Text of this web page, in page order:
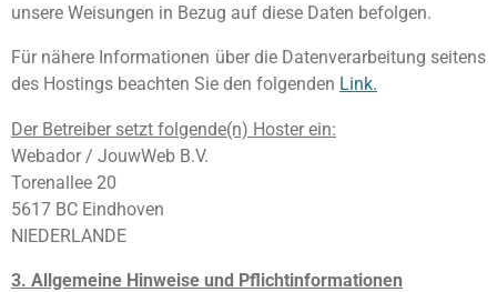
unsere Weisungen in Bezug auf diese Daten befolgen.
Für nähere Informationen über die Datenverarbeitung seitens
des Hostings beachten Sie den folgenden Link.
Der Betreiber setzt folgende(n) Hoster ein:
Webador / JouwWeb B.V.
Torenallee 20
5617 BC Eindhoven
NIEDERLANDE
3. Allgemeine Hinweise und Pflichtinformationen